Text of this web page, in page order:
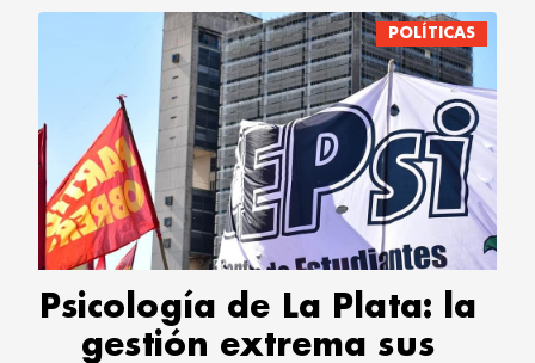
MOVIMIENTO OBRERO
MUJER
ECONOMÍA
SOCIEDAD Y CULTURA
JUVENTUD
CORREO DE LECTORES
DEBATE
ARCHIVO
DECLARACIONES
OPINIÓN
ALTAMIRA RESPONDE
POLÍTICAS
Psicología de La Plata: la
gestión extrema sus